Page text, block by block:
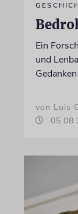
Ein
und
von Luis